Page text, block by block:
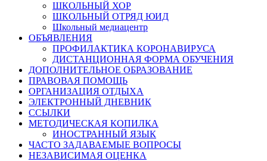
ШКОЛЬНЫЙ ХОР
ШКОЛЬНЫЙ ОТРЯД ЮИД
Школьный медиацентр
ОБЪЯВЛЕНИЯ
ПРОФИЛАКТИКА КОРОНАВИРУСА
ДИСТАНЦИОННАЯ ФОРМА ОБУЧЕНИЯ
ДОПОЛНИТЕЛЬНОЕ ОБРАЗОВАНИЕ
ПРАВОВАЯ ПОМОЩЬ
ОРГАНИЗАЦИЯ ОТДЫХА
ЭЛЕКТРОННЫЙ ДНЕВНИК
ССЫЛКИ
МЕТОДИЧЕСКАЯ КОПИЛКА
ИНОСТРАННЫЙ ЯЗЫК
ЧАСТО ЗАДАВАЕМЫЕ ВОПРОСЫ
НЕЗАВИСИМАЯ ОЦЕНКА